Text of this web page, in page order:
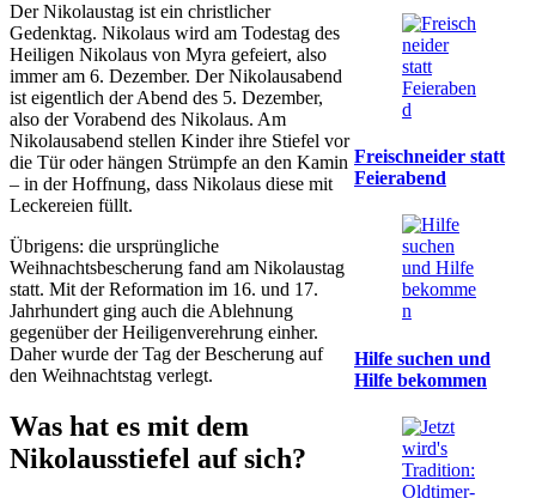
Der Nikolaustag ist ein christlicher
Gedenktag. Nikolaus wird am Todestag des
Heiligen Nikolaus von Myra gefeiert, also
immer am 6. Dezember. Der Nikolausabend
ist eigentlich der Abend des 5. Dezember,
also der Vorabend des Nikolaus. Am
Nikolausabend stellen Kinder ihre Stiefel vor
die Tür oder hängen Strümpfe an den Kamin
– in der Hoffnung, dass Nikolaus diese mit
Leckereien füllt.
Übrigens: die ursprüngliche
Weihnachtsbescherung fand am Nikolaustag
statt. Mit der Reformation im 16. und 17.
Jahrhundert ging auch die Ablehnung
gegenüber der Heiligenverehrung einher.
Daher wurde der Tag der Bescherung auf
den Weihnachtstag verlegt.
Was hat es mit dem
Nikolausstiefel auf sich?
Freischneider statt
Feierabend
Hilfe suchen und
Hilfe bekommen